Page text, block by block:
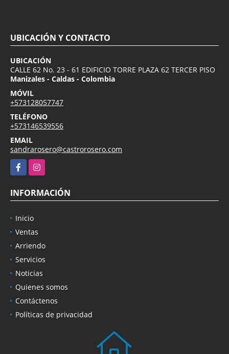
UBICACIÓN Y CONTACTO
UBICACIÓN
CALLE 62 No. 23 - 61 EDIFICIO TORRE PLAZA 62 TERCER PISO
Manizales - Caldas - Colombia
MÓVIL
+573128057747
TELÉFONO
+573146539556
EMAIL
sandrarosero@castrorosero.com
FacebookInstagram
INFORMACIÓN
Inicio
Ventas
Arriendo
Servicios
Noticias
Quienes somos
Contáctenos
Políticas de privacidad